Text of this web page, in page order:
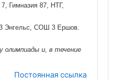
Гимназия 87, НТГ,
Энгельс, СОШ 3 Ершов.
олимпиады и, в течение
Постоянная ссылка